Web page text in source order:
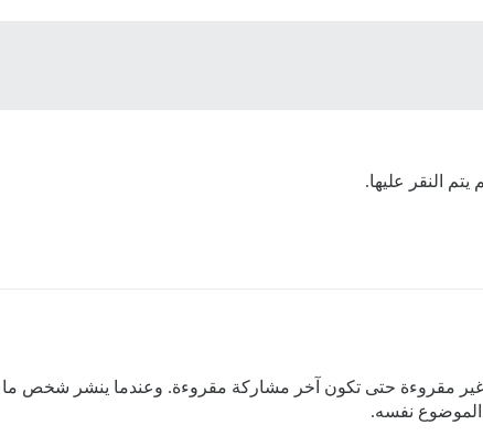
النقر عليها.
مقروءة حتى تكون آخر مشاركة مقروءة. وعندما ينشر شخص
نفسه.